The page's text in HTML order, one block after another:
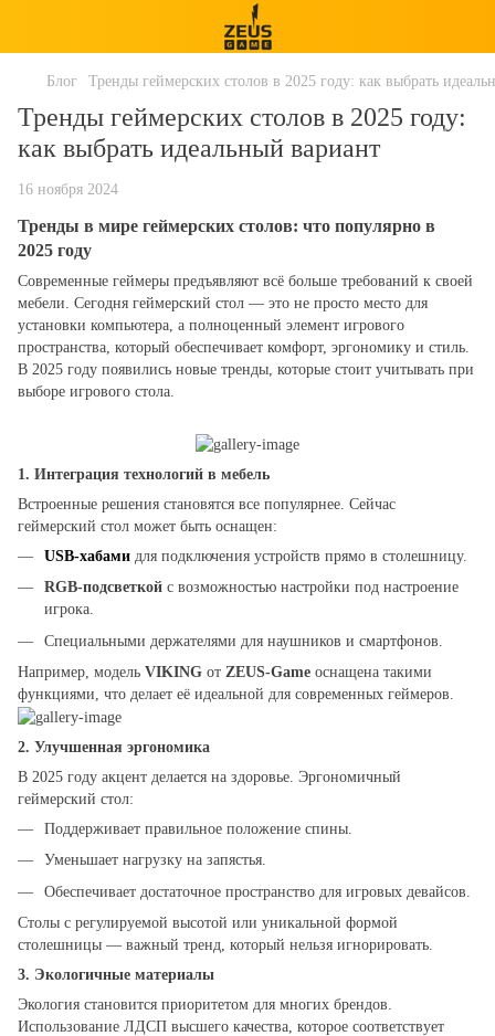
Блог Тренды геймерских столов в 2025 году: как выбрать
Тренды геймерских столов в 2025 году:
как выбрать идеальный вариант
16 ноября 2024
Тренды в мире геймерских столов: что популярно в
2025 году
Современные геймеры предъявляют всё больше требований к своей
мебели. Сегодня геймерский стол — это не просто место для
установки компьютера, а полноценный элемент игрового
пространства, который обеспечивает комфорт, эргономику и стиль.
В 2025 году появились новые тренды, которые стоит учитывать при
выборе игрового стола.
1. Интеграция технологий в мебель
Встроенные решения становятся все популярнее. Сейчас
геймерский стол может быть оснащен:
USB-хабами для подключения устройств прямо в столешницу.
RGB-подсветкой с возможностью настройки под настроение
игрока.
Специальными держателями для наушников и смартфонов.
Например, модель VIKING от ZEUS-Game оснащена такими
функциями, что делает её идеальной для современных геймеров.
2. Улучшенная эргономика
В 2025 году акцент делается на здоровье. Эргономичный
геймерский стол:
Поддерживает правильное положение спины.
Уменьшает нагрузку на запястья.
Обеспечивает достаточное пространство для игровых девайсов.
Столы с регулируемой высотой или уникальной формой
столешницы — важный тренд, который нельзя игнорировать.
3. Экологичные материалы
Экология становится приоритетом для многих брендов.
Использование ЛДСП высшего качества, которое соответствует